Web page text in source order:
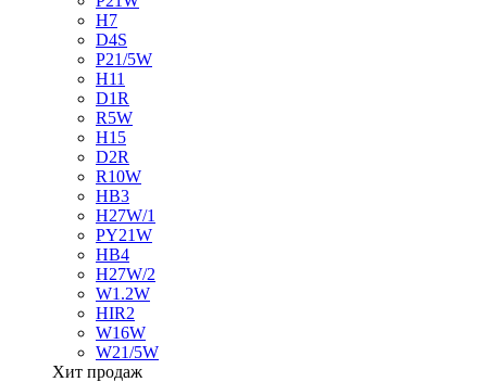
H7
D4S
P21/5W
H11
D1R
R5W
H15
D2R
R10W
HB3
H27W/1
PY21W
HB4
H27W/2
W1.2W
HIR2
W16W
W21/5W
Хит продаж